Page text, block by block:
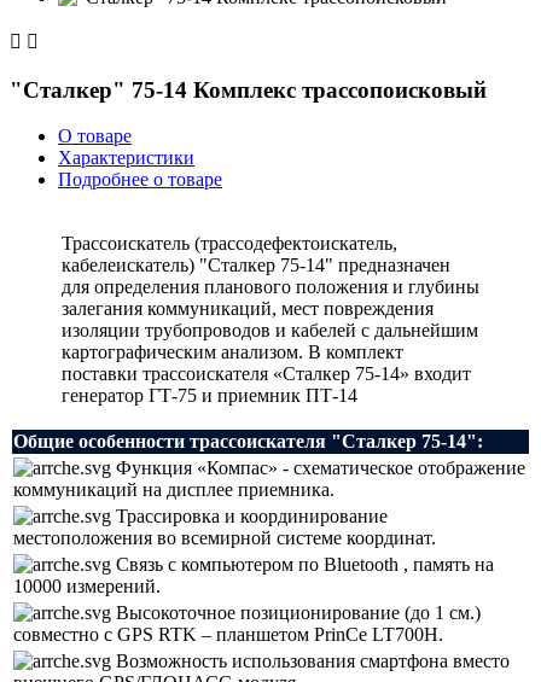
 
"Сталкер" 75-14 Комплекс трассопоисковый
О товаре
Характеристики
Подробнее о товаре
Трассоискатель (трассодефектоискатель,
кабелеискатель) "Сталкер 75-14" предназначен
для определения планового положения и глубины
залегания коммуникаций, мест повреждения
изоляции трубопроводов и кабелей с дальнейшим
картографическим анализом. В комплект
поставки трассоискателя «Сталкер 75-14» входит
генератор ГТ-75 и приемник ПТ-14
Общие особенности трассоискателя "Сталкер 75-14":
Функция «Компас» - схематическое отображение
коммуникаций на дисплее приемника.
Трассировка и координирование
местоположения во всемирной системе координат.
Связь с компьютером по Bluetooth , память на
10000 измерений.
Высокоточное позиционирование (до 1 см.)
совместно с GPS RTK – планшетом PrinCe LT700H.
Возможность использования смартфона вместо